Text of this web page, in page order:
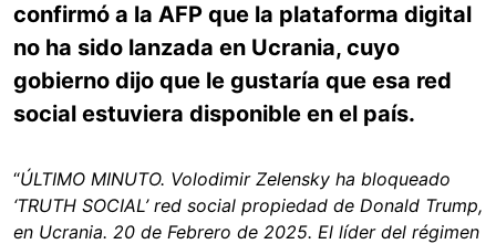
confirmó a la AFP que la plataforma digital
no ha sido lanzada en Ucrania, cuyo
gobierno dijo que le gustaría que esa red
social estuviera disponible en el país.
“ÚLTIMO MINUTO. Volodimir Zelensky ha bloqueado
‘TRUTH SOCIAL’ red social propiedad de Donald Trump,
en Ucrania. 20 de Febrero de 2025. El líder del régimen